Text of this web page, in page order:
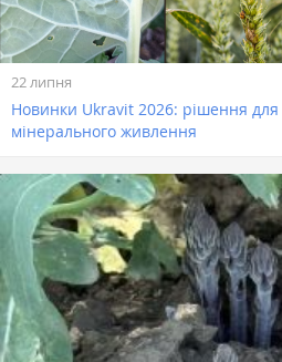
22 липня
Новинки Ukravit 2026: рішення для
мінерального живлення